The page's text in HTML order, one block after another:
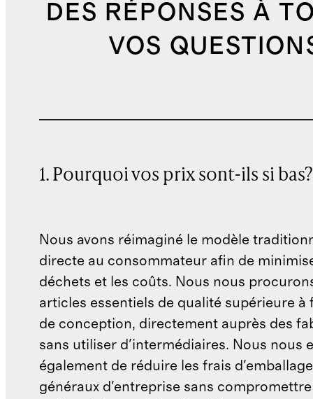
DES RÉPONSES À
VOS
1. Pourquoi vos prix sont-ils si bas?
Nous avons réimaginé le modèle
directe au consommateur afin de
déchets et les coûts. Nous nous
articles essentiels de qualité supérieure à
de conception, directement auprès des
sans utiliser d'intermédiaires. Nous nous
également de réduire les frais
généraux d'entreprise sans